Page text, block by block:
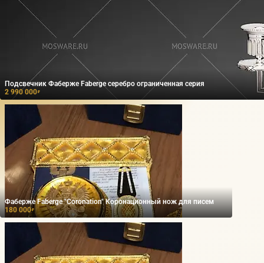
Подсвечник Фаберже Faberge серебро ограниченная серия
2 990 000₽
Фаберже Faberge "Coronation" Коронационный нож для писем
180 000₽